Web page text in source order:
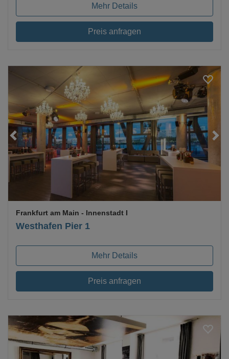
Mehr Details
Preis anfragen
Westhafen Pier 1
Frankfurt am Main - Innenstadt I
Mehr Details
Preis anfragen